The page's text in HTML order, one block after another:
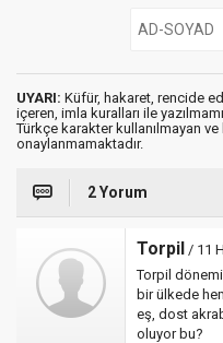
UYARI: Küfür, hakaret, rencide
içeren, imla kuralları ile
Türkçe karakter kullanılmayan
onaylanmamaktadır.
2 Yorum
Torpil / 11
Torpil
bir ülkede
eş, dost
oluyor bu?